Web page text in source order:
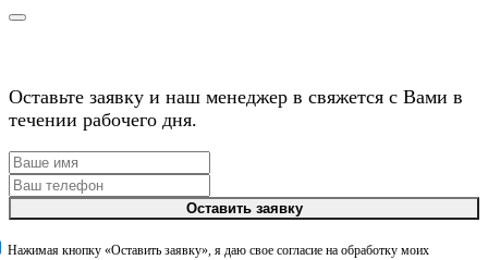
Оставьте заявку и наш менеджер в свяжется с Вами в
течении рабочего дня.
Оставить заявку
Нажимая кнопку «Оставить заявку», я даю свое согласие на обработку моих